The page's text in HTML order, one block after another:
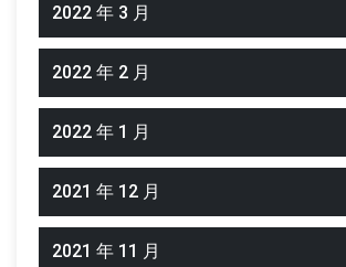
2022 年 3 月
2022 年 2 月
2022 年 1 月
2021 年 12 月
2021 年 11 月